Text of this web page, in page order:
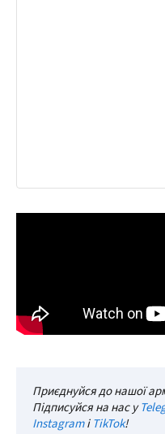
Приєднуйся до нашої
Підписуйся на нас у
InstagramіTikTok!